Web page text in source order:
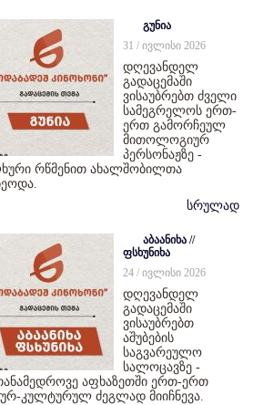
გუნია
31 / ივლისი 2026
დღევანდელ
გადაცემაში
ვისაუბრებთ ძველი
სამეგრელოს ერთ-
ერთ გამორჩეულ
მითოლოგიურ
პერსონაჟზე -
რწმენით ახალშობილთა
სრულად
აბაანიხა //
ფსხუნიხა
24 / ივლისი 2026
დღევანდელ
გადაცემაში
ვისაუბრებთ
აშუბების
საგვარეულო
სალოცავზე -
აფხაზეთში ერთ-ერთ
კულტურულ ძეგლად მიიჩნევა.